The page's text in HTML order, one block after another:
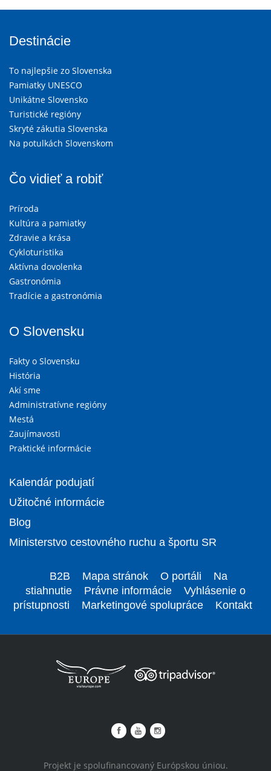
Destinácie
To najlepšie zo Slovenska
Pamiatky UNESCO
Unikátne Slovensko
Turistické regióny
Skryté zákutia Slovenska
Na potulkách Slovenskom
Čo vidieť a robiť
Príroda
Kultúra a pamiatky
Zdravie a krása
Cykloturistika
Aktívna dovolenka
Gastronómia
Tradície a gastronómia
O Slovensku
Fakty o Slovensku
História
Akí sme
Administratívne regióny
Mestá
Zaujímavosti
Praktické informácie
Kalendár podujatí
Užitočné informácie
Blog
Ministerstvo cestovného ruchu a športu SR
B2B Mapa stránok O portáli
Na
stiahnutie
Právne informácie
Vyhlásenie o
prístupnosti
Marketingové spolupráce Kontakt
Projekt je spolufinancovaný Európskou úniou.